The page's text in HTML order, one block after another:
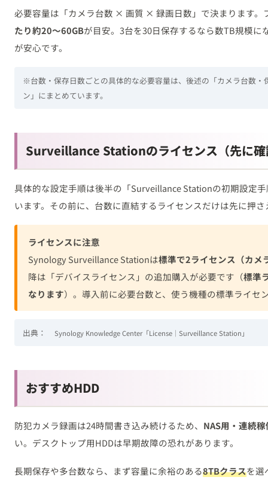
必要容量は「カメラ台数 × 画質 × 録画日数」で決まります。
たり約20〜60GBが目安。3台を30日保存するなら数TB規模に
が安心です。
※台数・保存日数ごとの具体的な必要容量は、後述の「カメラ台数・
ン」にまとめています。
Surveillance Stationのライセンス（先に確
具体的な設定手順は後半の「Surveillance Stationの初期設定
います。その前に、台数に直結するライセンスだけは先に押
ライセンスに注意
Synology Surveillance Stationは標準で2ライセンス（カメ
降は「デバイスライセンス」の追加購入が必要です（標準
なります）。導入前に必要台数と、使う機種の標準ライセ
出典： Synology Knowledge Center「License｜Surveillance Station」
おすすめHDD
防犯カメラ録画は24時間書き込み続けるため、 NAS用・連続
い。デスクトップ用HDDは早期故障の恐れがあります。
長期保存や多台数なら、まず容量に余裕のある8TBクラスを選